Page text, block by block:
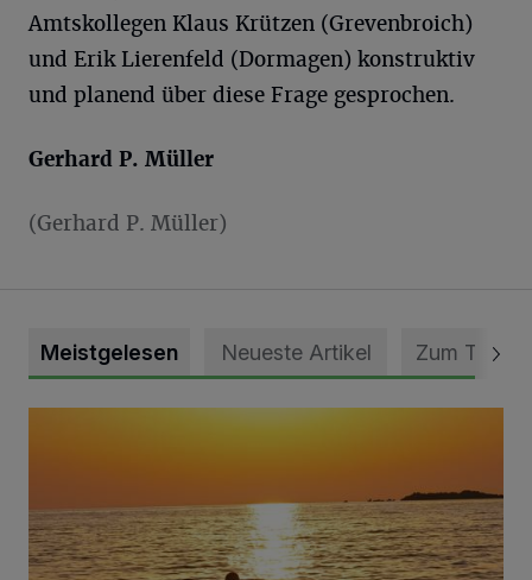
Amtskollegen Klaus Krützen (Grevenbroich)
und Erik Lierenfeld (Dormagen) konstruktiv
und planend über diese Frage gesprochen.
Gerhard P. Müller
(Gerhard P. Müller)
Meistgelesen Neueste Artikel Zum Thema
Die schönsten Sommermomente gesucht